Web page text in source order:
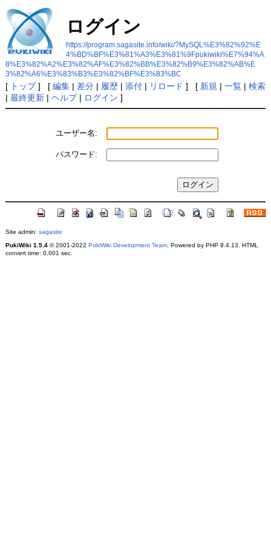
ログイン
https://program.sagasite.info/wiki/?MySQL%E3%82%92%E
4%BD%BF%E3%81%A3%E3%81%9Fpukiwiki%E7%94%A
8%E3%82%A2%E3%82%AF%E3%82%BB%E3%82%B9%E3%82%AB%E
3%82%A6%E3%83%B3%E3%82%BF%E3%83%BC
[ トップ] [ 編集| 差分| 履歴| 添付| リロード ] [ 新規 | 一覧| 検索
| 最終更新| ヘルプ| ログイン ]
ユーザー名:
パスワード:
Site admin: sagasite
PukiWiki 1.5.4© 2001-2022 PukiWiki Development Team. Powered by PHP 8.4.13. HTML
convert time: 0.001 sec.